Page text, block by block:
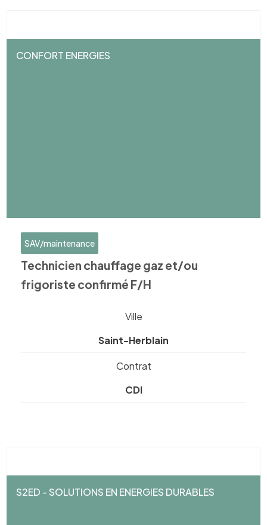
CONFORT ENERGIES
SAV/maintenance
Technicien chauffage gaz et/ou
frigoriste confirmé F/H
Ville
Saint-Herblain
Contrat
CDI
S2ED - SOLUTIONS EN ENERGIES DURABLES